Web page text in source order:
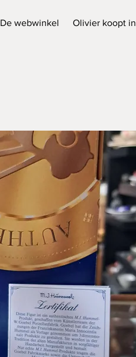
De webwinkel Olivier koopt in